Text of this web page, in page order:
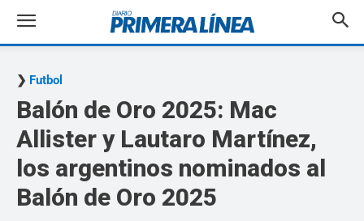
Futbol
Balón de Oro 2025: Mac
Allister y Lautaro Martínez,
los argentinos nominados al
Balón de Oro 2025